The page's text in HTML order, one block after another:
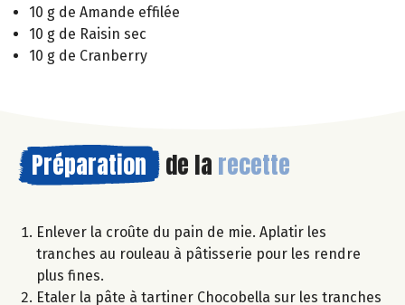
10 g de Amande effilée
10 g de Raisin sec
10 g de Cranberry
Préparation de la recette
Enlever la croûte du pain de mie. Aplatir les
tranches au rouleau à pâtisserie pour les rendre
plus fines.
Etaler la pâte à tartiner Chocobella sur les tranches